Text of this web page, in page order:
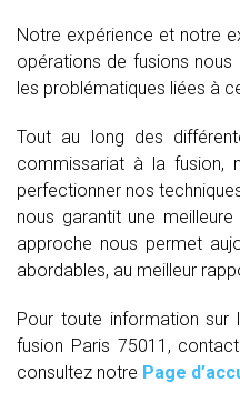
Notre expérience et notre
opérations de fusions
les problématiques liées à
Tout au long des
commissariat à la fusion,
perfectionner nos
nous garantit une
approche nous permet
abordables, au meilleur
Pour toute information sur
fusion Paris 75011,
consultez notre Page